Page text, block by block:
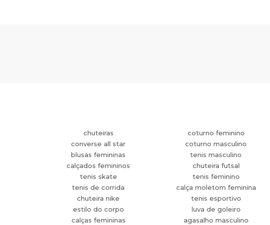
chuteiras
converse all star
blusas femininas
calçados femininos
tenis skate
tenis de corrida
chuteira nike
estilo do corpo
calças femininas
coturno feminino
coturno masculino
tenis masculino
chuteira futsal
tenis feminino
calça moletom feminina
tenis esportivo
luva de goleiro
agasalho masculino